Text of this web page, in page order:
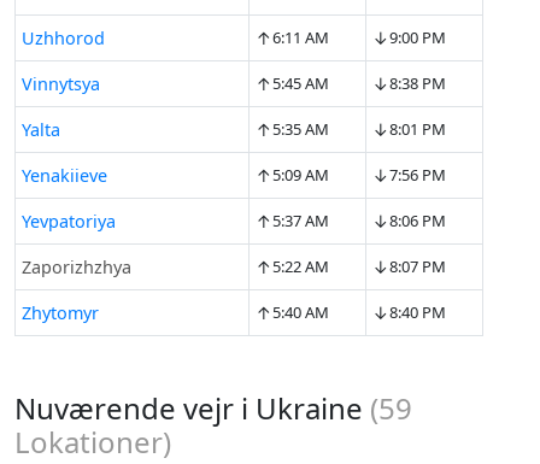
Uzhhorod ↑6:11 AM ↓9:00 PM
Vinnytsya ↑5:45 AM ↓8:38 PM
Yalta ↑5:35 AM ↓8:01 PM
Yenakiieve ↑5:09 AM ↓7:56 PM
Yevpatoriya ↑5:37 AM ↓8:06 PM
Zaporizhzhya ↑5:22 AM ↓8:07 PM
Zhytomyr ↑5:40 AM ↓8:40 PM
Nuværende vejr i Ukraine (59
Lokationer)